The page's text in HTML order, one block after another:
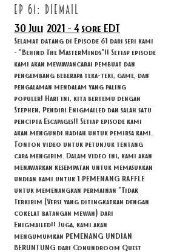
ep 61: diemail
30 Juli 2021 - 4 sore EDT
Selamat datang di Episode 61 dari seri kami
- "Behind The MasterMinds"!! Setiap episode
kami akan mewawancarai pembuat dan
pengembang beberapa teka-teki, game, dan
pengalaman mendalam yang paling
populer! Hari ini, kita bertemu dengan
Stephen, Pendiri Enigmailed dan salah satu
pencipta Escapages!! Setiap episode kami
akan mengundi hadiah untuk pemirsa kami.
Tonton video untuk petunjuk tentang
cara mengirim. Dalam video ini, kami akan
menawarkan kesempatan untuk memasukkan
undian kami untuk 1 PEMENANG RAFFLE
untuk memenangkan permainan "Tidak
Terkirim (Versi yang ditingkatkan dengan
cokelat batangan mewah) dari
Enigmailed!! Juga, kami akan
mengumumkan PEMENANG UNDIAN
BERUNTUNG dari Conundroom Quest